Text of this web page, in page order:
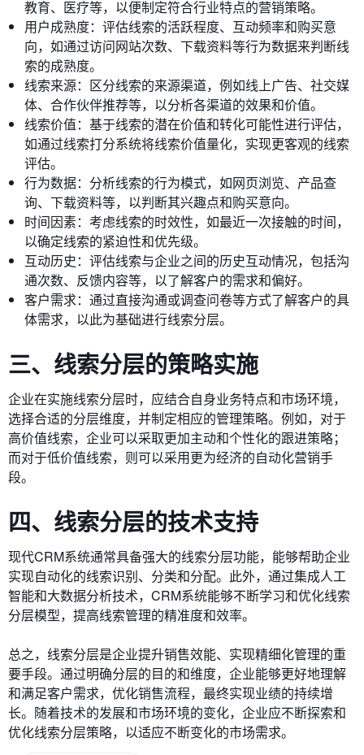
教育、医疗等，以便制定符合行业特点的营销策略。
用户成熟度：评估线索的活跃程度、互动频率和购买意
向，如通过访问网站次数、下载资料等行为数据来判断线
索的成熟度。
线索来源：区分线索的来源渠道，例如线上广告、社交媒
体、合作伙伴推荐等，以分析各渠道的效果和价值。
线索价值：基于线索的潜在价值和转化可能性进行评估，
如通过线索打分系统将线索价值量化，实现更客观的线索
评估。
行为数据：分析线索的行为模式，如网页浏览、产品查
询、下载资料等，以判断其兴趣点和购买意向。
时间因素：考虑线索的时效性，如最近一次接触的时间，
以确定线索的紧迫性和优先级。
互动历史：评估线索与企业之间的历史互动情况，包括沟
通次数、反馈内容等，以了解客户的需求和偏好。
客户需求：通过直接沟通或调查问卷等方式了解客户的具
体需求，以此为基础进行线索分层。
三、线索分层的策略实施
企业在实施线索分层时，应结合自身业务特点和市场环境，
选择合适的分层维度，并制定相应的管理策略。例如，对于
高价值线索，企业可以采取更加主动和个性化的跟进策略；
而对于低价值线索，则可以采用更为经济的自动化营销手
段。
四、线索分层的技术支持
现代CRM系统通常具备强大的线索分层功能，能够帮助企业
实现自动化的线索识别、分类和分配。此外，通过集成人工
智能和大数据分析技术，CRM系统能够不断学习和优化线索
分层模型，提高线索管理的精准度和效率。
总之，线索分层是企业提升销售效能、实现精细化管理的重
要手段。通过明确分层的目的和维度，企业能够更好地理解
和满足客户需求，优化销售流程，最终实现业绩的持续增
长。随着技术的发展和市场环境的变化，企业应不断探索和
优化线索分层策略，以适应不断变化的市场需求。